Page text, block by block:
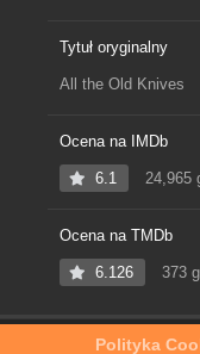
Polityka
Tytuł oryginalny
All the Old Knives
Ocena na IMDb
6.1 24,965
Ocena na TMDb
6.126 373
Film Online